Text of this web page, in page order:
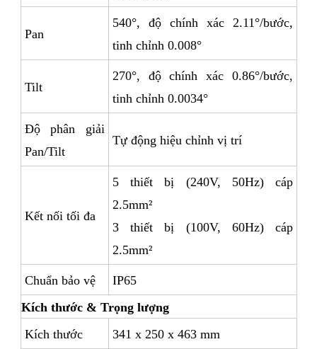
Pan
540°, độ chính xác 2.11°/bước,
tinh chỉnh 0.008°
Tilt
270°, độ chính xác 0.86°/bước,
tinh chỉnh 0.0034°
Độ phân giải
Pan/Tilt
Tự động hiệu chỉnh vị trí
Kết nối tối đa
5 thiết bị (240V, 50Hz) cáp
2.5mm²
3 thiết bị (100V, 60Hz) cáp
2.5mm²
Chuẩn bảo vệ
IP65
Kích thước & Trọng lượng
Kích thước
341 x 250 x 463 mm